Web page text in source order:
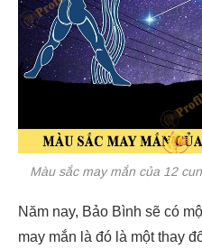
Màu sắc may mắn của 12
Năm nay, Bảo Bình sẽ có
may mắn là đó là một thay